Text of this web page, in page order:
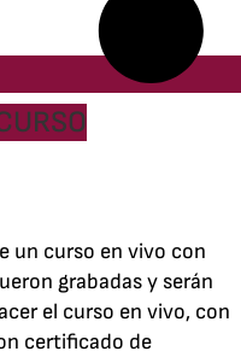
un curso en vivo con
grabadas y serán
el curso en vivo, con
certificado de